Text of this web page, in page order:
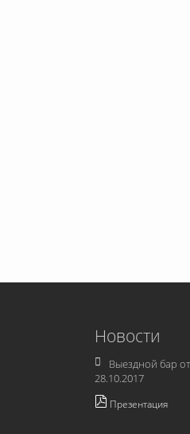
Новости
Выездной бар
28.10.2017
Презентация